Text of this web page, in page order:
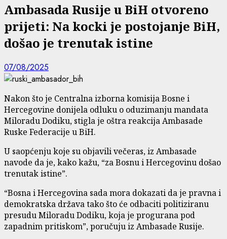
Ambasada Rusije u BiH otvoreno
prijeti: Na kocki je postojanje BiH,
došao je trenutak istine
07/08/2025
Nakon što je Centralna izborna komisija Bosne i
Hercegovine donijela odluku o oduzimanju mandata
Miloradu Dodiku, stigla je oštra reakcija Ambasade
Ruske Federacije u BiH.
U saopćenju koje su objavili večeras, iz Ambasade
navode da je, kako kažu, “za Bosnu i Hercegovinu došao
trenutak istine”.
“Bosna i Hercegovina sada mora dokazati da je pravna i
demokratska država tako što će odbaciti politiziranu
presudu Miloradu Dodiku, koja je progurana pod
zapadnim pritiskom”, poručuju iz Ambasade Rusije.